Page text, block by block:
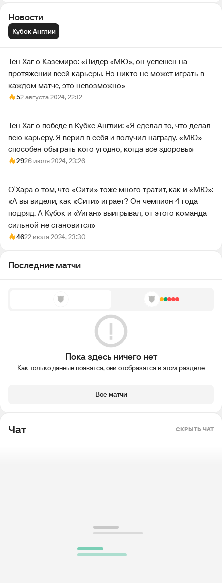
Новости
Кубок Англии
Тен Хаг о Каземиро: «Лидер «МЮ», он успешен на
протяжении всей карьеры. Но никто не может играть в
каждом матче, это невозможно»
52 августа 2024, 22:12
Тен Хаг о победе в Кубке Англии: «Я сделал то, что делал
всю карьеру. Я верил в себя и получил награду. «МЮ»
способен обыграть кого угодно, когда все здоровы»
2926 июля 2024, 23:26
О′Хара о том, что «Сити» тоже много тратит, как и «МЮ»:
«А вы видели, как «Сити» играет? Он чемпион 4 года
подряд. А Кубок и «Уиган» выигрывал, от этого команда
сильной не становится»
4622 июля 2024, 23:30
Последние матчи
Пока здесь ничего нет
Как только данные появятся, они отобразятся в этом разделе
Все матчи
Чат СКРЫТЬ ЧАТ